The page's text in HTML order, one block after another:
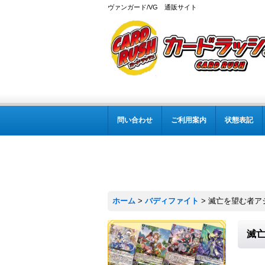
ヴァンガード/VG 通販サイト
問い合わせ ご利用案内 状態表記
ホーム > バディファイト > 滅亡を望む者ア
滅